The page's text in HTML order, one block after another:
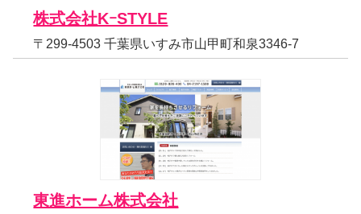
株式会社KｰSTYLE
〒299-4503 千葉県いすみ市山甲町和泉3346-7
東進ホーム株式会社